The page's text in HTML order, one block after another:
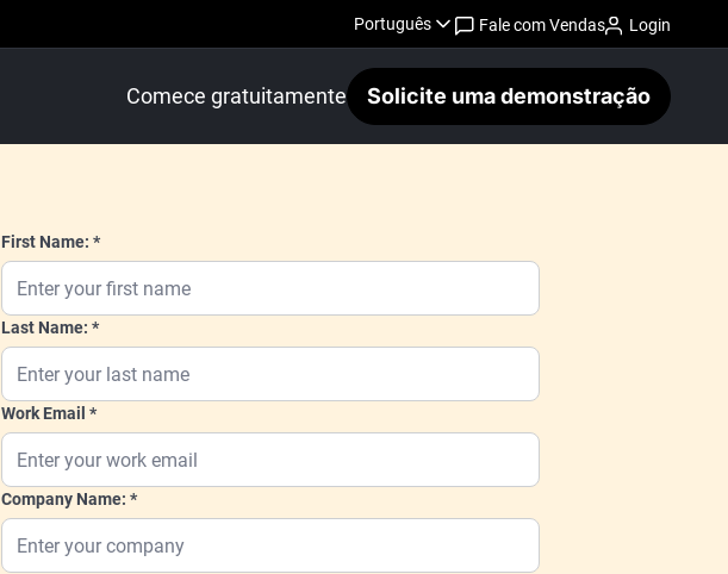
Português Fale com Vendas Login
Comece gratuitamente Solicite uma demonstração
First Name:
Last Name:
Work Email
Company Name: